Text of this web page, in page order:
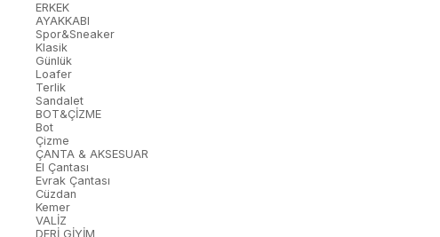
ERKEK
AYAKKABI
Spor&Sneaker
Klasik
Günlük
Loafer
Terlik
Sandalet
BOT&ÇİZME
Bot
Çizme
ÇANTA & AKSESUAR
El Çantası
Evrak Çantası
Cüzdan
Kemer
VALİZ
DERİ GİYİM